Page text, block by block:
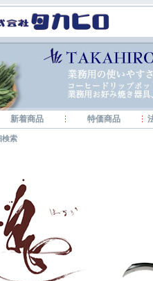
新着商品 特価商品
検索